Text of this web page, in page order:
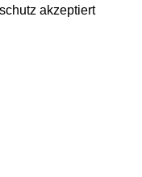
akzeptiert